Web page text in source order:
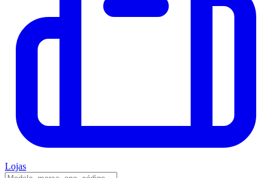
Lojas